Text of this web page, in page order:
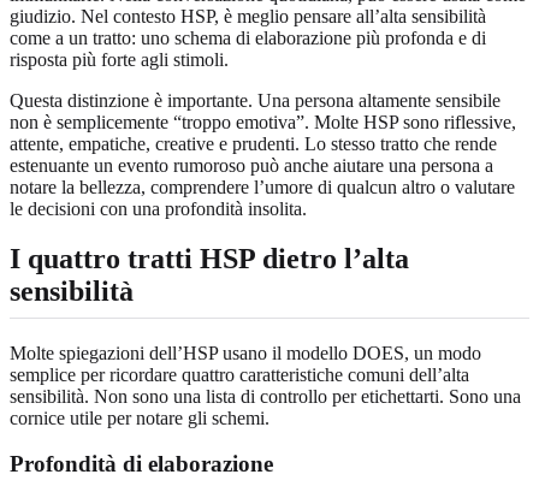
giudizio. Nel contesto HSP, è meglio pensare all’alta sensibilità
come a un tratto: uno schema di elaborazione più profonda e di
risposta più forte agli stimoli.
Questa distinzione è importante. Una persona altamente sensibile
non è semplicemente “troppo emotiva”. Molte HSP sono riflessive,
attente, empatiche, creative e prudenti. Lo stesso tratto che rende
estenuante un evento rumoroso può anche aiutare una persona a
notare la bellezza, comprendere l’umore di qualcun altro o valutare
le decisioni con una profondità insolita.
I quattro tratti HSP dietro l’alta
sensibilità
Molte spiegazioni dell’HSP usano il modello DOES, un modo
semplice per ricordare quattro caratteristiche comuni dell’alta
sensibilità. Non sono una lista di controllo per etichettarti. Sono una
cornice utile per notare gli schemi.
Profondità di elaborazione